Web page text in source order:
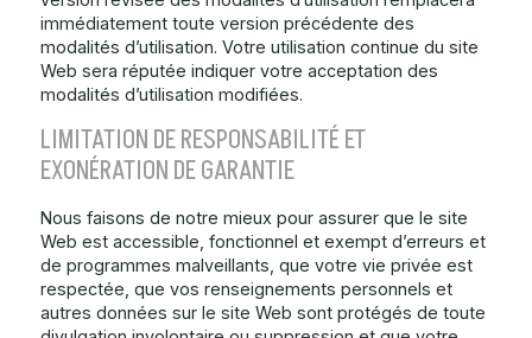
immédiatement toute version précédente des
modalités d’utilisation. Votre utilisation continue du site
Web sera réputée indiquer votre acceptation des
modalités d’utilisation modifiées.
LIMITATION DE RESPONSABILITÉ ET
EXONÉRATION DE GARANTIE
Nous faisons de notre mieux pour assurer que le site
Web est accessible, fonctionnel et exempt d’erreurs et
de programmes malveillants, que votre vie privée est
respectée, que vos renseignements personnels et
autres données sur le site Web sont protégés de toute